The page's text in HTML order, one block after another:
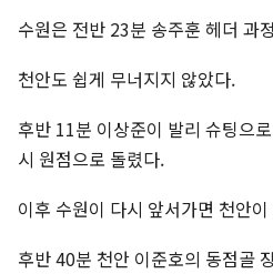
수원은 전반 23분 송주훈 헤더 과
천안도 쉽게 무너지지 않았다.
후반 11분 이상준이 발리 슈팅으
시 원점으로 돌렸다.
이후 수원이 다시 앞서가면 천안
후반 40분 천안 이준호의 동점골